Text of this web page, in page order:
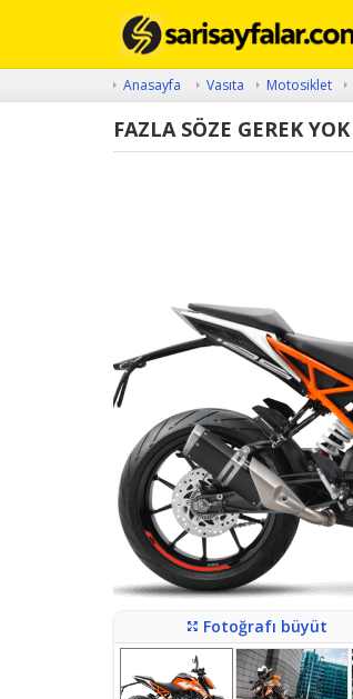
Anasayfa Vasıta Motosiklet
FAZLA SÖZE GEREK YOK
Fotoğrafı büyüt